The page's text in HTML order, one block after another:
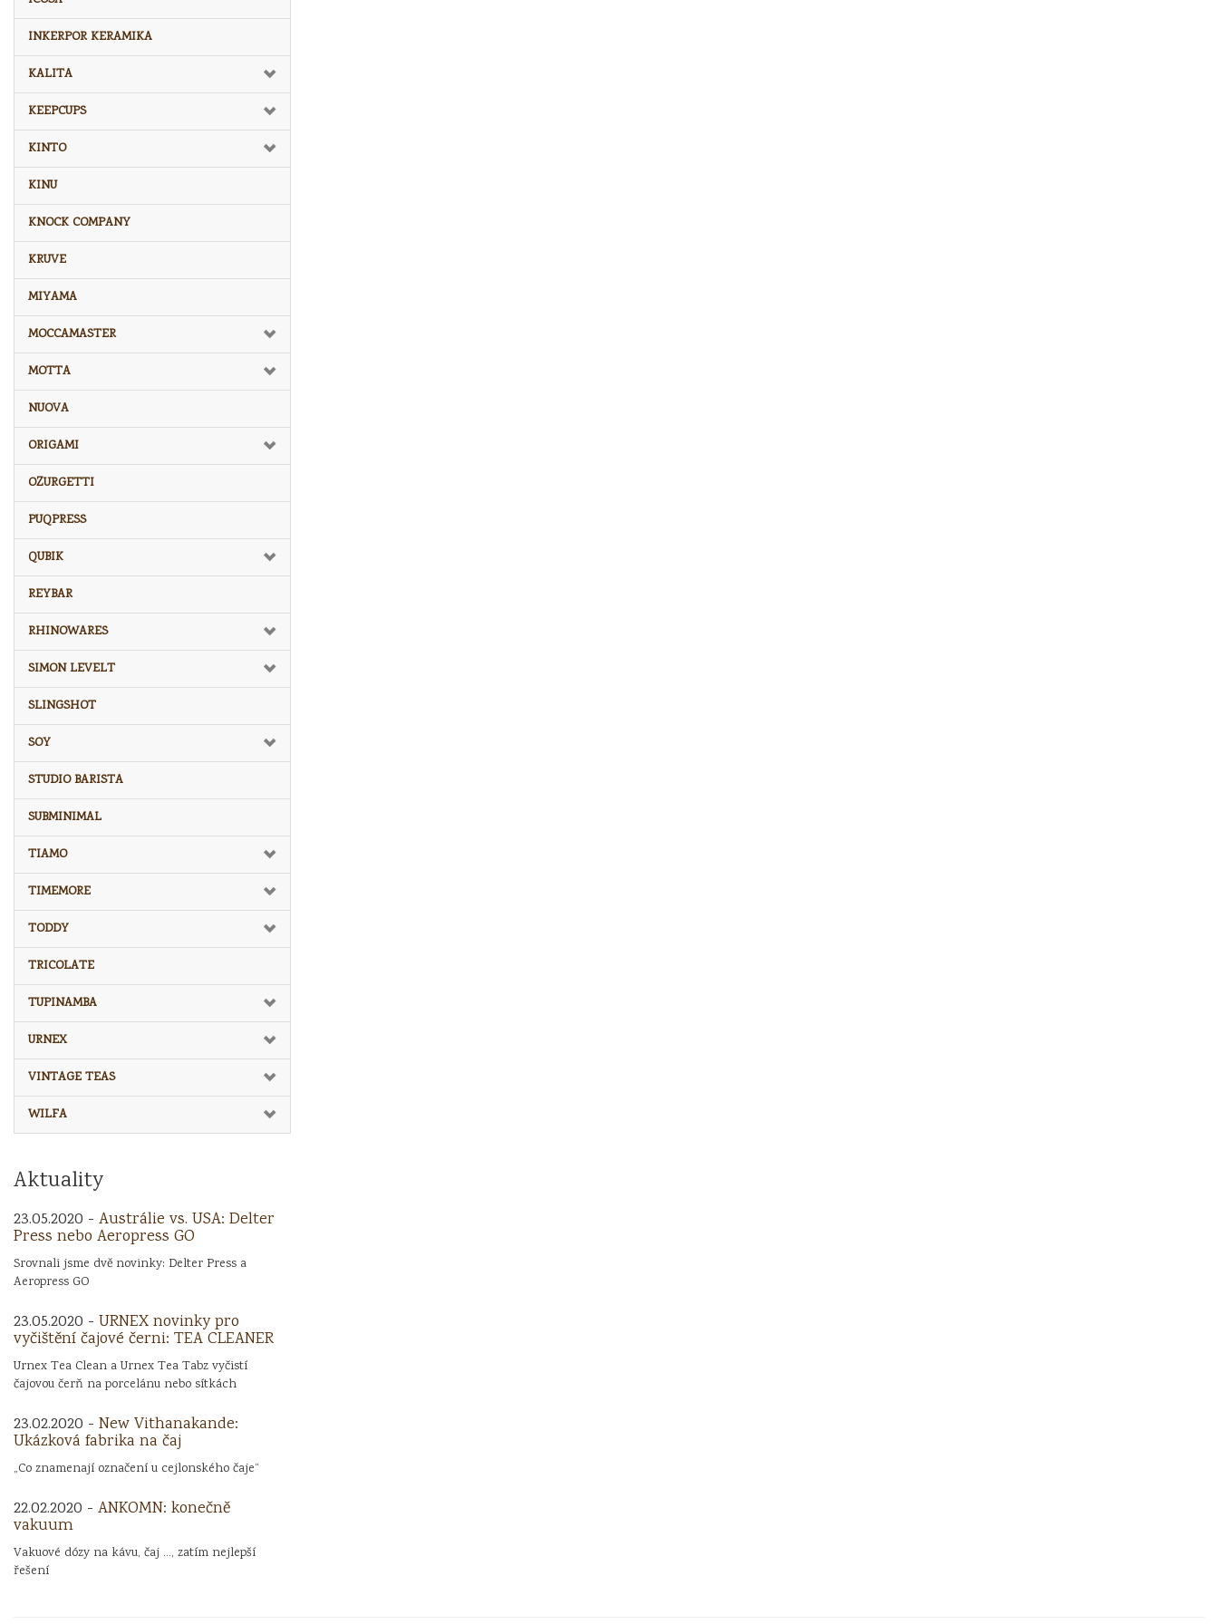
INKERPOR KERAMIKA
KALITA
KEEPCUPS
KINTO
KINU
KNOCK COMPANY
KRUVE
MIYAMA
MOCCAMASTER
MOTTA
NUOVA
ORIGAMI
OZURGETTI
PUQPRESS
QUBIK
REYBAR
RHINOWARES
SIMON LEVELT
SLINGSHOT
SOY
STUDIO BARISTA
SUBMINIMAL
TIAMO
TIMEMORE
TODDY
TRICOLATE
TUPINAMBA
URNEX
VINTAGE TEAS
WILFA
Aktuality
23.05.2020 - Austrálie vs. USA: Delter
Press nebo Aeropress GO
Srovnali jsme dvě novinky: Delter Press a
Aeropress GO
23.05.2020 - URNEX novinky pro
vyčištění čajové černi: TEA CLEANER
Urnex Tea Clean a Urnex Tea Tabz vyčistí
čajovou čerň na porcelánu nebo sítkách
23.02.2020 - New Vithanakande:
Ukázková fabrika na čaj
„Co znamenají označení u cejlonského čaje“
22.02.2020 - ANKOMN: konečně
vakuum
Vakuové dózy na kávu, čaj ..., zatím nejlepší
řešení